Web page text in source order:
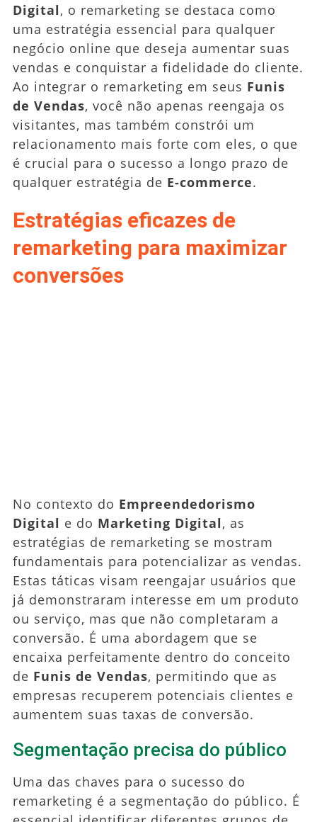
Digital, o remarketing se destaca como
uma estratégia essencial para qualquer
negócio online que deseja aumentar suas
vendas e conquistar a fidelidade do cliente.
Ao integrar o remarketing em seus Funis
de Vendas, você não apenas reengaja os
visitantes, mas também constrói um
relacionamento mais forte com eles, o que
é crucial para o sucesso a longo prazo de
qualquer estratégia de E-commerce.
Estratégias eficazes de
remarketing para maximizar
conversões
No contexto do Empreendedorismo
Digital e do Marketing Digital, as
estratégias de remarketing se mostram
fundamentais para potencializar as vendas.
Estas táticas visam reengajar usuários que
já demonstraram interesse em um produto
ou serviço, mas que não completaram a
conversão. É uma abordagem que se
encaixa perfeitamente dentro do conceito
de Funis de Vendas, permitindo que as
empresas recuperem potenciais clientes e
aumentem suas taxas de conversão.
Segmentação precisa do público
Uma das chaves para o sucesso do
remarketing é a segmentação do público. É